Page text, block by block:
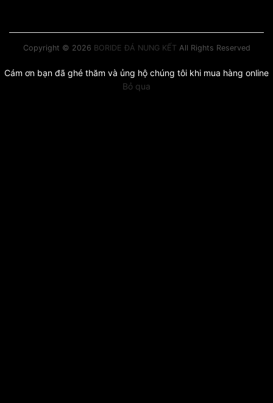
Copyright © 2026 BORIDE ĐÁ NUNG KẾT All Rights Reserved
Cám ơn bạn đã ghé thăm và ủng hộ chúng tôi khi mua hàng online
Bỏ qua